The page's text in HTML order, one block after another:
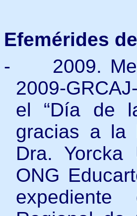
Efemérides
-
2009.
2009-
el “Día de
gracias a la
Dra. Yorcka
ONG
expediente